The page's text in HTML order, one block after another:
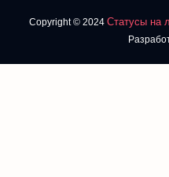
Copyright © 2024 Статусы на